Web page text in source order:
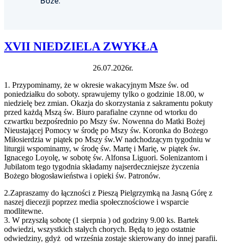
XVII NIEDZIELA ZWYKŁA
26.07.2026r.
1. Przypominamy, że w okresie wakacyjnym Msze św. od
poniedziałku do soboty. sprawujemy tylko o godzinie 18.00, w
niedzielę bez zmian. Okazja do skorzystania z sakramentu pokuty
przed każdą Mszą św. Biuro parafialne czynne od wtorku do
czwartku bezpośrednio po Mszy św. Nowenna do Matki Bożej
Nieustającej Pomocy w środę po Mszy św. Koronka do Bożego
Miłosierdzia w piątek po Mszy św.W nadchodzącym tygodniu w
liturgii wspominamy, w środę św. Martę i Marię, w piątek św.
Ignacego Loyolę, w sobotę św. Alfonsa Liguori. Solenizantom i
Jubilatom tego tygodnia składamy najserdeczniejsze życzenia
Bożego błogosławieństwa i opieki św. Patronów.
2.Zapraszamy do łączności z Pieszą Pielgrzymką na Jasną Górę z
naszej diecezji poprzez media społecznościowe i wsparcie
modlitewne.
3. W przyszłą sobotę (1 sierpnia ) od godziny 9.00 ks. Bartek
odwiedzi, wszystkich stałych chorych. Będą to jego ostatnie
odwiedziny, gdyż od września zostaje skierowany do innej parafii.